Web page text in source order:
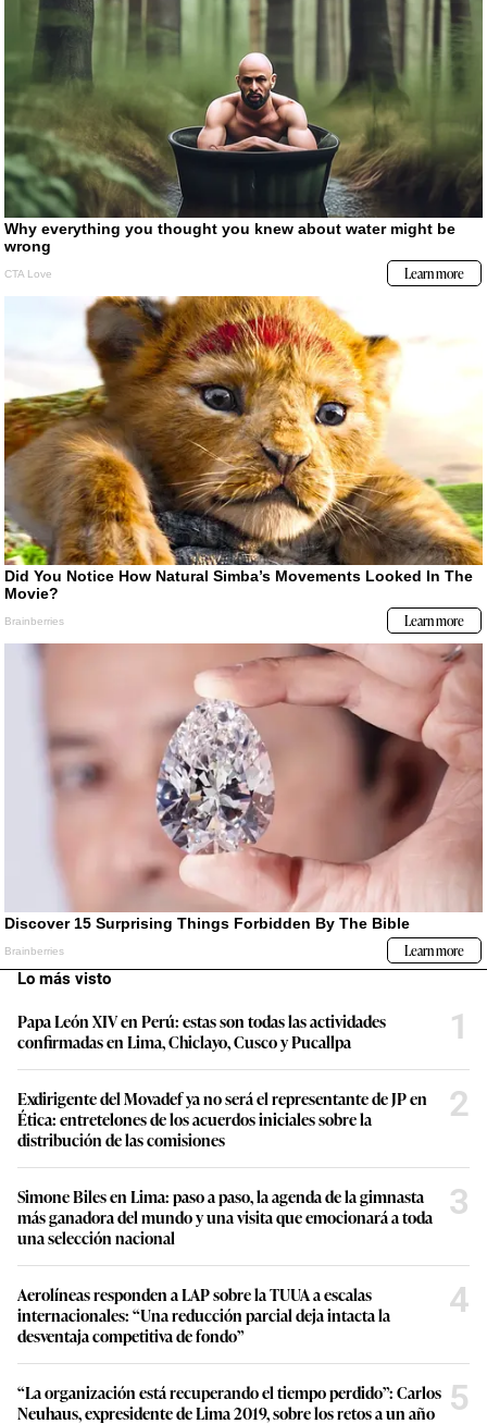
Lo más visto
Papa León XIV en Perú: estas son todas las actividades
confirmadas en Lima, Chiclayo, Cusco y Pucallpa
1
Exdirigente del Movadef ya no será el representante de JP en
Ética: entretelones de los acuerdos iniciales sobre la
distribución de las comisiones
2
Simone Biles en Lima: paso a paso, la agenda de la gimnasta
más ganadora del mundo y una visita que emocionará a toda
una selección nacional
3
Aerolíneas responden a LAP sobre la TUUA a escalas
internacionales: “Una reducción parcial deja intacta la
desventaja competitiva de fondo”
4
“La organización está recuperando el tiempo perdido”: Carlos
Neuhaus, expresidente de Lima 2019, sobre los retos a un año
5